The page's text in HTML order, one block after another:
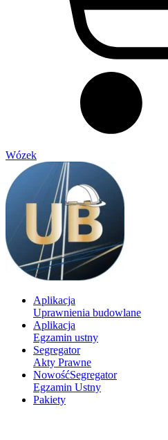
Wózek
Aplikacja
Uprawnienia budowlane
Aplikacja
Egzamin ustny
Segregator
Akty Prawne
NowośćSegregator
Egzamin Ustny
Pakiety